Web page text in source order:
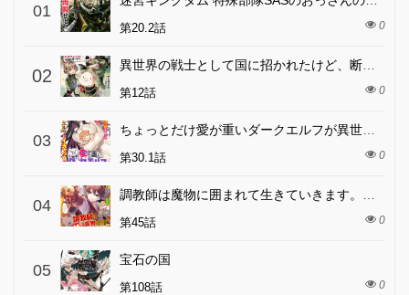
01
第20.2話 0
02
第12話 0
03
第30.1話 0
04
第45話 0
05
宝石の国
第108話 0